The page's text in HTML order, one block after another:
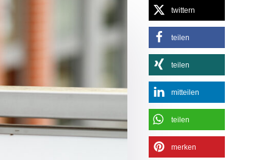
twittern
teilen
teilen
mitteilen
teilen
merken